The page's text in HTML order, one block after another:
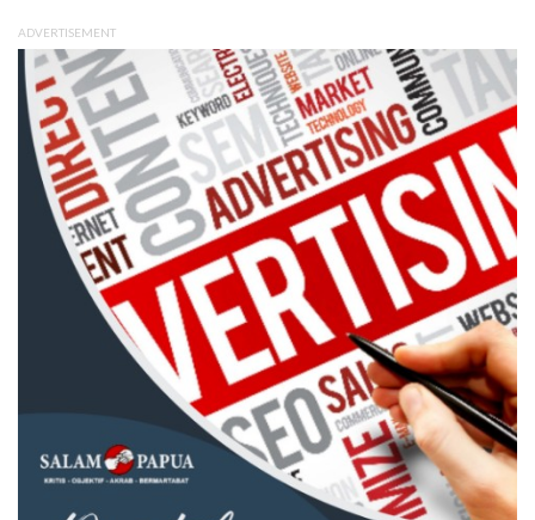
ADVERTISEMENT